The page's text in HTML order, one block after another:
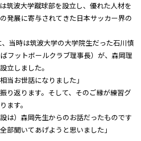
筑波大学蹴球部を設立し、優れた人材を
発展に寄与されてきた日本サッカー界の
当時は筑波大学の大学院生だった石川慎
フットボールクラブ理事長）が、森岡理
立しました。
当お世話になりました」
り返ります。そして、そのご縁が練習グ
ます。
は）森岡先生からのお話だったものです
部聞いてあげようと思いました」